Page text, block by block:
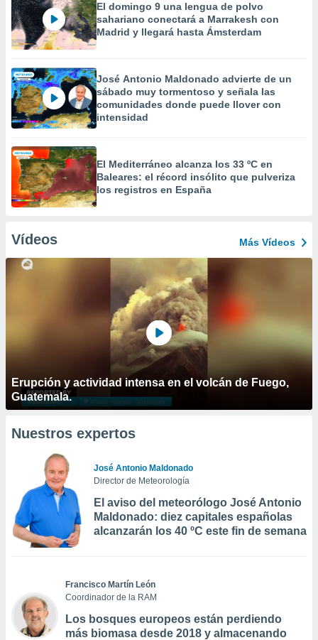
El domingo 9 una lengua de polvo
sahariano conectará a Marrakesh con
Madrid y llegará hasta Ámsterdam
José Antonio Maldonado advierte de un
sábado muy tormentoso y señala las
comunidades donde puede llover con
intensidad
El Mediterráneo alcanza los 33 ºC en
Baleares: el récord insólito que pulveriza
los registros en España
Vídeos Más Vídeos
Erupción y actividad intensa en el volcán de Fuego,
Guatemala.
Nuestros expertos
José Antonio Maldonado
Director de Meteorología
El aviso del meteorólogo José Antonio
Maldonado: diez capitales españolas
alcanzarán los 40 ºC este fin de semana
Francisco Martín León
Coordinador de la RAM
Los bosques europeos están perdiendo
más biomasa desde 2018 y almacenando